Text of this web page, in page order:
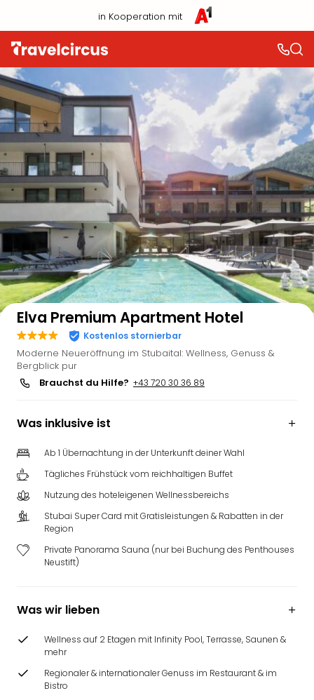
in Kooperation mit
Auf der Karte anzeigen
Elva Premium Apartment Hotel
Kostenlos stornierbar
Moderne Neueröffnung im Stubaital: Wellness, Genuss &
Bergblick pur
Brauchst du Hilfe? +43 720 30 36 89
Was inklusive ist
Ab 1 Übernachtung in der Unterkunft deiner Wahl
Tägliches Frühstück vom reichhaltigen Buffet
Nutzung des hoteleigenen Wellnessbereichs
Stubai Super Card mit Gratisleistungen & Rabatten in der
Region
Private Panorama Sauna (nur bei Buchung des Penthouses
Neustift)
Was wir lieben
Wellness auf 2 Etagen mit Infinity Pool, Terrasse, Saunen &
mehr
Regionaler & internationaler Genuss im Restaurant & im
Bistro